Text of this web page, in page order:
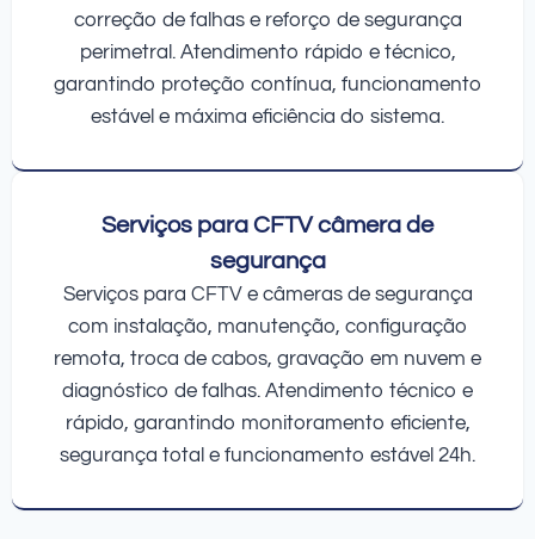
correção de falhas e reforço de segurança
perimetral. Atendimento rápido e técnico,
garantindo proteção contínua, funcionamento
estável e máxima eficiência do sistema.
Serviços para CFTV câmera de
segurança
Serviços para CFTV e câmeras de segurança
com instalação, manutenção, configuração
remota, troca de cabos, gravação em nuvem e
diagnóstico de falhas. Atendimento técnico e
rápido, garantindo monitoramento eficiente,
segurança total e funcionamento estável 24h.